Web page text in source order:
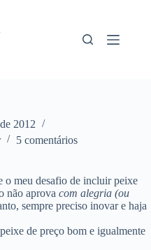
2012
5 comentários
o meu desafio de incluir peixe
não aprova com alegria (ou
sempre preciso inovar e haja
de preço bom e igualmente